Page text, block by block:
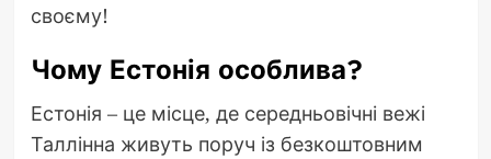
своєму!
Чому Естонія особлива?
Естонія – це місце, де середньовічні вежі
Таллінна живуть поруч із безкоштовним